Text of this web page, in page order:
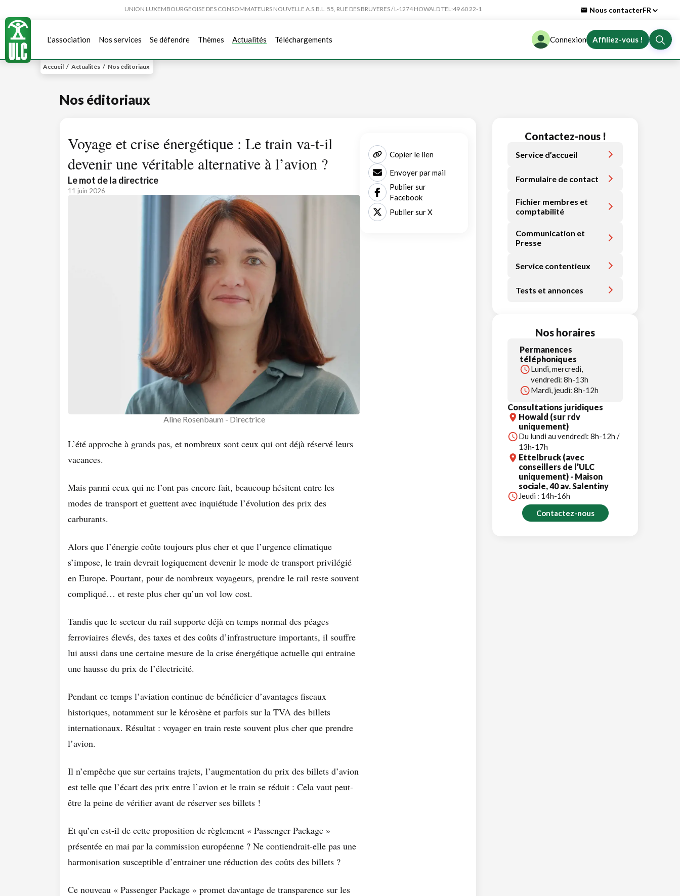
UNION LUXEMBOURGEOISE DES CONSOMMATEURS NOUVELLE A.S.B.L. 55, RUE DES BRUYERES / L-1274 HOWALD TEL:49 60 22-1 Nous contacterFR
L'association Nos services Se défendre Thèmes Actualités Téléchargements Connexion Affiliez-vous !
Accueil / Actualités / Nos éditoriaux
Nos éditoriaux
Voyage et crise énergétique : Le train va-t-il
devenir une véritable alternative à l’avion ?
Le mot de la directrice
11 juin 2026
Aline Rosenbaum - Directrice
L’été approche à grands pas, et nombreux sont ceux qui ont déjà réservé leurs
vacances.
Mais parmi ceux qui ne l’ont pas encore fait, beaucoup hésitent entre les
modes de transport et guettent avec inquiétude l’évolution des prix des
carburants.
Alors que l’énergie coûte toujours plus cher et que l’urgence climatique
s’impose, le train devrait logiquement devenir le mode de transport privilégié
en Europe. Pourtant, pour de nombreux voyageurs, prendre le rail reste souvent
compliqué… et reste plus cher qu’un vol low cost.
Tandis que le secteur du rail supporte déjà en temps normal des péages
ferroviaires élevés, des taxes et des coûts d’infrastructure importants, il souffre
lui aussi dans une certaine mesure de la crise énergétique actuelle qui entraine
une hausse du prix de l’électricité.
Pendant ce temps l’aviation continue de bénéficier d’avantages fiscaux
historiques, notamment sur le kérosène et parfois sur la TVA des billets
internationaux. Résultat : voyager en train reste souvent plus cher que prendre
l’avion.
Il n’empêche que sur certains trajets, l’augmentation du prix des billets d’avion
est telle que l’écart des prix entre l’avion et le train se réduit : Cela vaut peut-
être la peine de vérifier avant de réserver ses billets !
Et qu’en est-il de cette proposition de règlement « Passenger Package »
présentée en mai par la commission européenne ? Ne contiendrait-elle pas une
harmonisation susceptible d’entrainer une réduction des coûts des billets ?
Ce nouveau « Passenger Package » promet davantage de transparence sur les
Copier le lien
Envoyer par mail
Publier sur
Facebook
Publier sur X
Contactez-nous !
Service d’accueil
Formulaire de contact
Fichier membres et
comptabilité
Communication et
Presse
Service contentieux
Tests et annonces
Nos horaires
Permanences
téléphoniques
Lundi, mercredi,
vendredi: 8h-13h
Mardi, jeudi: 8h-12h
Consultations juridiques
Howald (sur rdv
uniquement)
Du lundi au vendredi: 8h-12h /
13h-17h
Ettelbruck (avec
conseillers de l’ULC
uniquement) - Maison
sociale, 40 av. Salentiny
Jeudi : 14h-16h
Contactez-nous